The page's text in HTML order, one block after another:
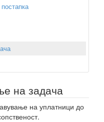
на задача
на уплатници до